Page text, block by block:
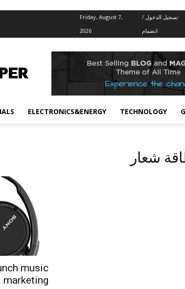
Friday, August 7,
2026
تسجيل الدخول /
انضمام
ELECTRONICS&ENERGY TECHNOLOGY
music
marketing